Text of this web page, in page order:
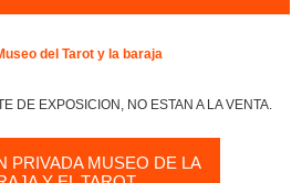
del Tarot y la baraja
DE EXPOSICION, NO ESTAN A LA VENTA.
PRIVADA MUSEO DE LA